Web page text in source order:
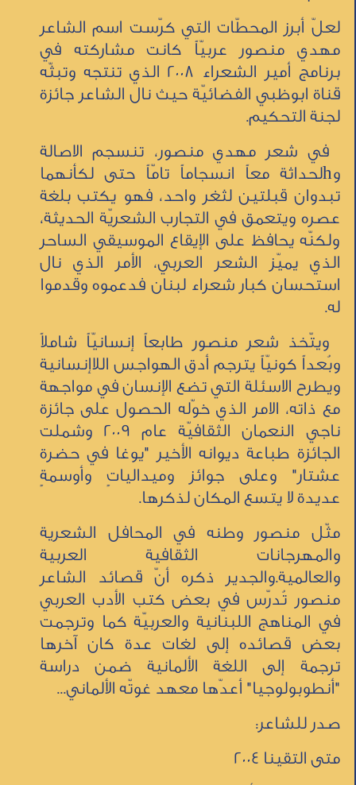
لعلّ أبرز المحطّات التي كرّست اسم الشاعر
مهدي منصور عربيّاً كانت مشاركته في
برنامج أمير الشعراء 2008 الذي تنتجه وتبثّه
قناة ابوظبي الفضائيّة حيث نال الشاعر جائزة
لجنة التحكيم.
في شعر مهدي منصور، تنسجم الاصالة
وhلحداثة معاً انسجاماً تامّاً حتى لكأنهما
تبدوان قبلتين لثغر واحد، فهو يكتب بلغة
عصره ويتعمق في التجارب الشعريّة الحديثة،
ولكنّه يحافظ على الإيقاع الموسيقي الساحر
الذي يميّز الشعر العربي، الأمر الذي نال
استحسان كبار شعراء لبنان فدعموه وقدموا
له.
ويتّخذ شعر منصور طابعاً إنسانيّاً شاملاً
وبُعداً كونيّاً يترجم أدق الهواجس اللاإنسانية
ويطرح الاسئلة التي تضع الإنسان في مواجهة
مع ذاته، الامر الذي خوّله الحصول على جائزة
ناجي النعمان الثقافيّة عام 2009 وشملت
الجائزة طباعة ديوانه الأخير "يوغا في حضرة
عشتار" وعلى جوائز وميدالياتٍ وأوسمةٍ
عديدة لا يتسع المكان لذكرها.
مثّل منصور وطنه في المحافل الشعرية
والمهرجانات الثقافية العربية
والعالمية.والجدير ذكره أنّ قصائد الشاعر
منصور تُدرّس في بعض كتب الأدب العربي
في المناهج اللبنانية والعربيّة كما وترجمت
بعض قصائده إلى لغات عدة كان آخرها
ترجمة إلى اللغة الألمانية ضمن دراسة
"أنطوبولوجيا" أعدّها معهد غوتّه الألماني...
صدر للشاعر:
متى التقينا 2004